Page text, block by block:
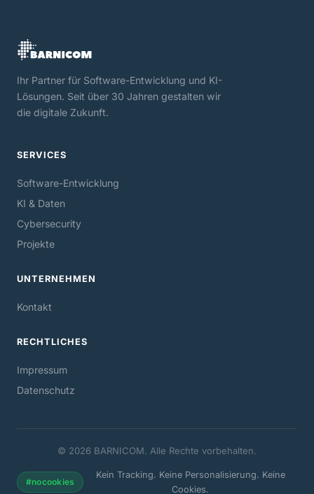
Ihr Partner für Software-Entwicklung und KI-
Lösungen. Seit über 30 Jahren gestalten wir
die digitale Zukunft.
SERVICES
Software-Entwicklung
KI & Daten
Cybersecurity
Projekte
UNTERNEHMEN
Kontakt
RECHTLICHES
Impressum
Datenschutz
© 2026 BARNICOM. Alle Rechte vorbehalten.
#nocookies
Kein Tracking. Keine Personalisierung. Keine
Cookies.